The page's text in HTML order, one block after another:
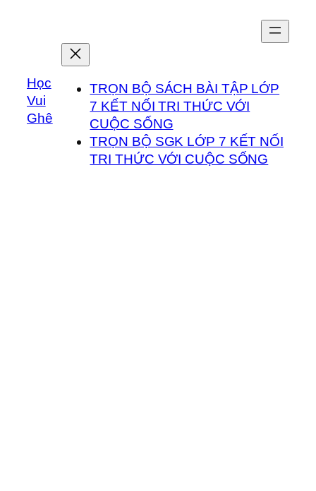
dungHọc
Vui
Ghê
TRỌN BỘ SÁCH BÀI TẬP LỚP
7 KẾT NỐI TRI THỨC VỚI
CUỘC SỐNG
TRỌN BỘ SGK LỚP 7 KẾT NỐI
TRI THỨC VỚI CUỘC SỐNG